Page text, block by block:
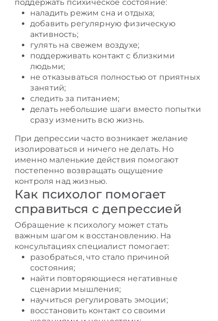
поддержать психическое состояние:
наладить режим сна и отдыха;
добавить регулярную физическую
активность;
гулять на свежем воздухе;
поддерживать контакт с близкими
людьми;
не отказываться полностью от приятных
занятий;
следить за питанием;
делать небольшие шаги вместо попытки
сразу изменить всю жизнь.
При депрессии часто возникает желание
изолироваться и ничего не делать. Но
именно маленькие действия помогают
постепенно возвращать ощущение
контроля над жизнью.
Как психолог помогает
справиться с депрессией
Обращение к психологу может стать
важным шагом к восстановлению. На
консультациях специалист помогает:
разобраться, что стало причиной
состояния;
найти повторяющиеся негативные
сценарии мышления;
научиться регулировать эмоции;
восстановить контакт со своими